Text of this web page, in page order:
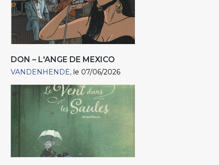
DON – L'ANGE DE MEXICO
VANDENHENDE le 07/06/2026